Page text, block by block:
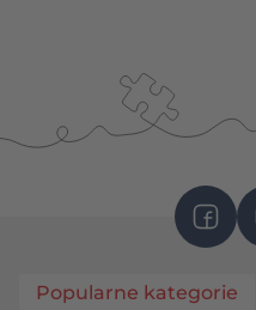
Popularne kategorie